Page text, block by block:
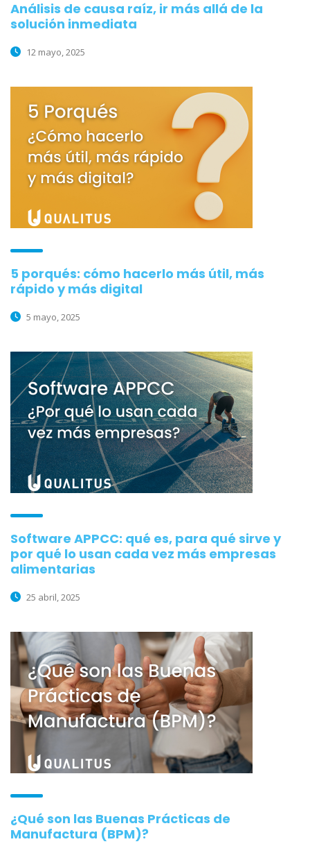
Análisis de causa raíz, ir más allá de la
solución inmediata
12 mayo, 2025
5 porqués: cómo hacerlo más útil, más
rápido y más digital
5 mayo, 2025
Software APPCC: qué es, para qué sirve y
por qué lo usan cada vez más empresas
alimentarias
25 abril, 2025
¿Qué son las Buenas Prácticas de
Manufactura (BPM)?